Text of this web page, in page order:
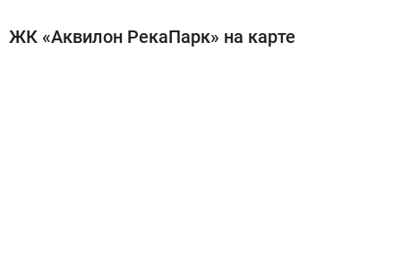
ЖК «Аквилон РекаПарк» на карте